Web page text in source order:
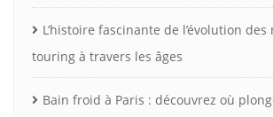
L’histoire fascinante de l’évolution des
touring à travers les âges
Bain froid à Paris : découvrez où